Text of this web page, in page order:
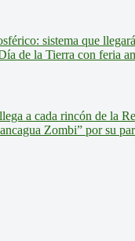
sistema que
de la Tierra con feria
a cada rincón de la
Zombi” por su